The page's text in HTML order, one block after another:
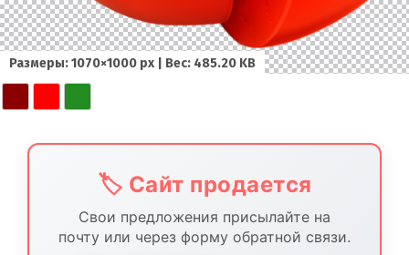
Размеры: 1070×1000 px | Вес: 485.20 KB
🏷️ Сайт продается
Свои предложения присылайте на
почту или через форму обратной связи.